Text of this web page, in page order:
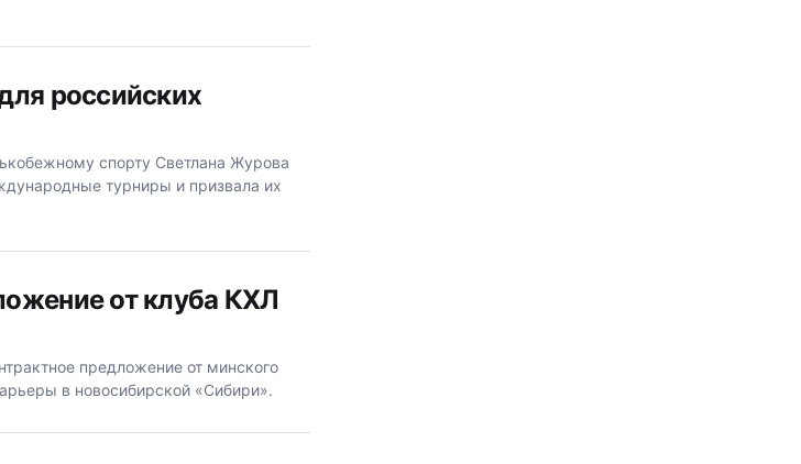
российских
спорту Светлана Журова
турниры и призвала их
от клуба КХЛ
предложение от минского
в новосибирской «Сибири».